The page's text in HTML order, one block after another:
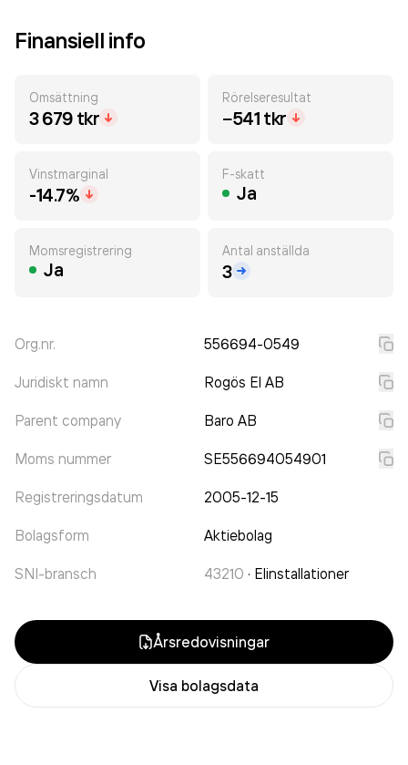
Finansiell info
Omsättning
3 679 tkr
Rörelseresultat
−541 tkr
Vinstmarginal
-14.7%
F-skatt
Ja
Momsregistrering
Ja
Antal anställda
3
Org.nr. 556694-0549
Juridiskt namn Rogös El AB
Parent company Baro AB
Moms nummer SE556694054901
Registreringsdatum 2005-12-15
Bolagsform Aktiebolag
SNI-bransch 43210 · Elinstallationer
Årsredovisningar
Visa bolagsdata